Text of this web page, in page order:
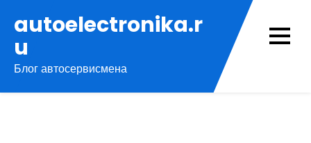
содержимому
autoelectronika.r
u
Блог автосервисмена